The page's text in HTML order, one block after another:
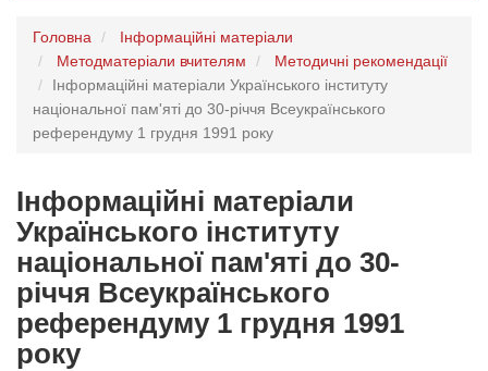
Головна
Інформаційні матеріали
Методматеріали вчителям
Методичні рекомендації
Інформаційні матеріали Українського інституту
національної пам'яті до 30-річчя Всеукраїнського
референдуму 1 грудня 1991 року
Інформаційні матеріали
Українського інституту
національної пам'яті до 30-
річчя Всеукраїнського
референдуму 1 грудня 1991
року